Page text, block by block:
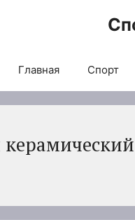
Главная Спорт